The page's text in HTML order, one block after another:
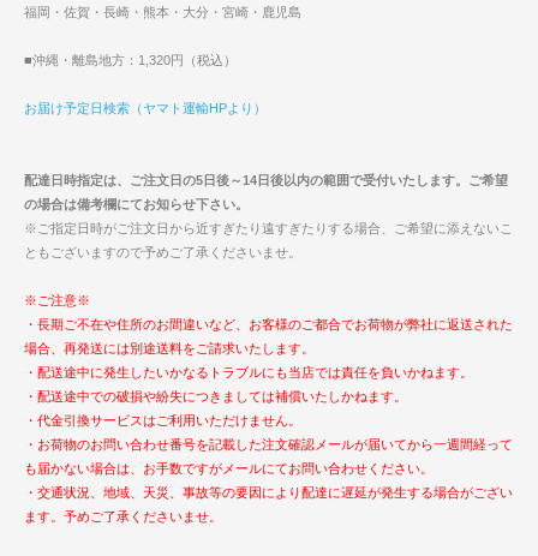
福岡・佐賀・長崎・熊本・大分・宮崎・鹿児島
■沖縄・離島地方：1,320円（税込）
お届け予定日検索（ヤマト運輸HPより）
配達日時指定は、ご注文日の5日後～14日後以内の範囲で受付いたします。ご希望
の場合は備考欄にてお知らせ下さい。
※ご指定日時がご注文日から近すぎたり遠すぎたりする場合、ご希望に添えないこ
ともございますので予めご了承くださいませ。
※ご注意※
・長期ご不在や住所のお間違いなど、お客様のご都合でお荷物が弊社に返送された
場合、再発送には別途送料をご請求いたします。
・配送途中に発生したいかなるトラブルにも当店では責任を負いかねます。
・配送途中での破損や紛失につきましては補償いたしかねます。
・代金引換サービスはご利用いただけません。
・お荷物のお問い合わせ番号を記載した注文確認メールが届いてから一週間経って
も届かない場合は、お手数ですがメールにてお問い合わせください。
・交通状況、地域、天災、事故等の要因により配達に遅延が発生する場合がござい
ます。予めご了承くださいませ。